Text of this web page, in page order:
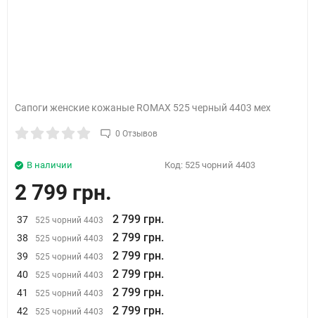
Сапоги женские кожаные ROMAX 525 черный 4403 мех
0 Отзывов
В наличии Код: 525 чорний 4403
2 799 грн.
37 525 чорний 4403 2 799 грн.
38 525 чорний 4403 2 799 грн.
39 525 чорний 4403 2 799 грн.
40 525 чорний 4403 2 799 грн.
41 525 чорний 4403 2 799 грн.
42 525 чорний 4403 2 799 грн.